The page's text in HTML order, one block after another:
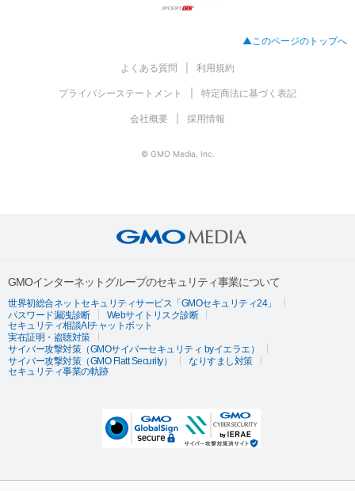
▲このページのトップへ
よくある質問 利用規約
プライバシーステートメント 特定商法に基づく表記
会社概要 採用情報
© GMO Media, Inc.
GMOインターネットグループのセキュリティ事業について
世界初総合ネットセキュリティサービス「GMOセキュリティ24」
パスワード漏洩診断
Webサイトリスク診断
セキュリティ相談AIチャットボット
実在証明・盗聴対策
サイバー攻撃対策（GMOサイバーセキュリティ byイエラエ）
サイバー攻撃対策（GMO Flatt Security）
なりすまし対策
セキュリティ事業の軌跡